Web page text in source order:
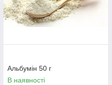
Альбумін 50 г
В наявності